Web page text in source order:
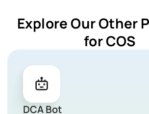
Explore Our Other
for COS
DCA Bot